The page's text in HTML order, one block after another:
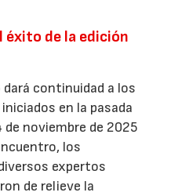
de la edición
dará continuidad a los
en la pasada
de noviembre de 2025
los
expertos
de relieve la